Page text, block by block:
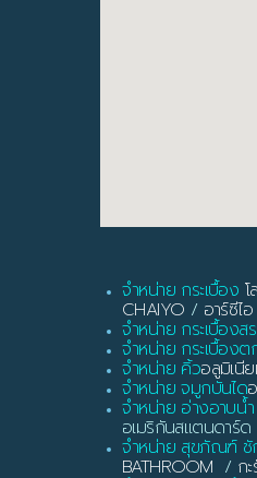
จำหน่าย กระเบื้อง
CHAIYO / อาร์ซีไ
จำหน่าย กระเบื้องส
จำหน่าย กระเบื้องต
จำหน่าย คิ้วอลูมิเนี
จำหน่าย จมูกบันได
จำหน่าย อ่างอาบน้
อเมริกันสแตนดาร์ด
จำหน่าย สุขภัณฑ์ ชั
BATHROOM / ก